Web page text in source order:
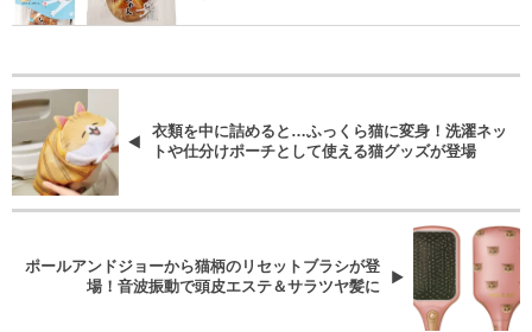
衣類を中に詰めると…ふっくら猫に変身！洗濯ネッ
トや仕分けポーチとして使える猫グッズが登場
ポールアンドジョーから猫柄のリセットブラシが登
場！音波振動で頭皮エステ＆サラツヤ髪に